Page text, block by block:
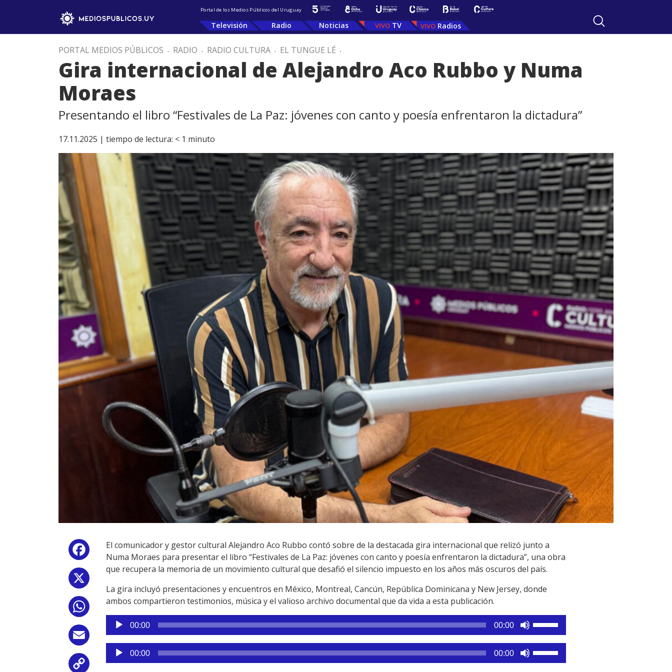
Portal de los Medios Públicos del Uruguay
Televisión Radio Noticias TV Radios
PORTAL MEDIOS PÚBLICOS . RADIO . RADIO CULTURA . EL TUNGUE LÉ .
Gira internacional de Alejandro Aco Rubbo y Numa
Moraes
Presentando el libro “Festivales de La Paz: jóvenes con canto y poesía enfrentaron la dictadura”
17.11.2025 | tiempo de lectura: < 1 minuto
Facebook
Email
Copy
El comunicador y gestor cultural Alejandro Aco Rubbo contó sobre de la destacada gira internacional que relizó junto a
Numa Moraes para presentar el libro “Festivales de La Paz: jóvenes con canto y poesía enfrentaron la dictadura”, una obra
que recupera la memoria de un movimiento cultural que desafió el silencio impuesto en los años más oscuros del país.
La gira incluyó presentaciones y encuentros en México, Montreal, Cancún, República Dominicana y New Jersey, donde
ambos compartieron testimonios, música y el valioso archivo documental que da vida a esta publicación.
Reproductor
de
audio
00:00 00:00
teclas
de
Reproductor
de
00:00 00:00